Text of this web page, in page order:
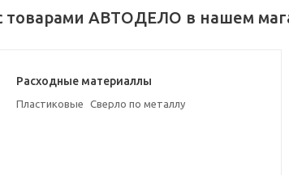
товарами АВТОДЕЛО в нашем
Расходные материаллы
Пластиковые Сверло по металлу